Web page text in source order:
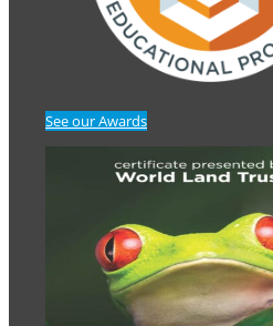
See our Awards